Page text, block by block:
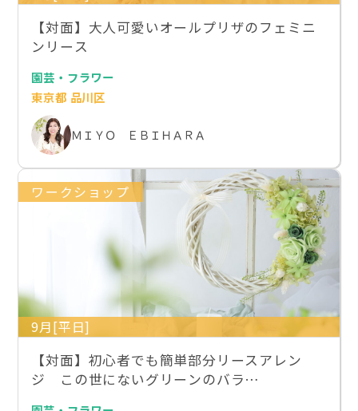
【対面】大人可愛いオールプリザのフェミニ
ンリース
園芸・フラワー
東京都 品川区
ＭＩＹＯ ＥＢＩＨＡＲＡ
ワークショップ
9月[平日]
【対面】初心者でも簡単部分リースアレン
ジ この世にないグリーンのバラ…